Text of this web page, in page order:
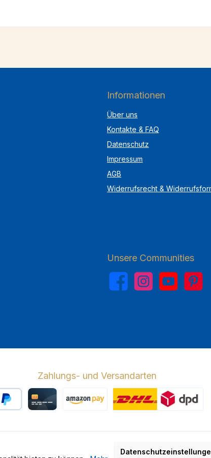
Informationen
Über uns
Kontakte & FAQ
Datenschutz
Impressum
AGB
Widerrufsrecht &
Unsere Communities
FacebookInstagramYouTubePinterest
Zahlungs- und Versandarten